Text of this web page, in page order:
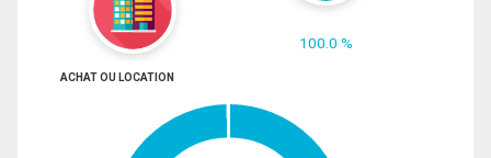
100.0 %
ACHAT OU LOCATION